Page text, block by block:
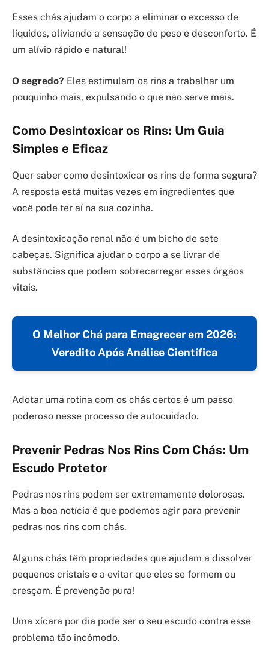
Esses chás ajudam o corpo a eliminar o excesso de
líquidos, aliviando a sensação de peso e desconforto. É
um alívio rápido e natural!
O segredo? Eles estimulam os rins a trabalhar um
pouquinho mais, expulsando o que não serve mais.
Como Desintoxicar os Rins: Um Guia
Simples e Eficaz
Quer saber como desintoxicar os rins de forma segura?
A resposta está muitas vezes em ingredientes que
você pode ter aí na sua cozinha.
A desintoxicação renal não é um bicho de sete
cabeças. Significa ajudar o corpo a se livrar de
substâncias que podem sobrecarregar esses órgãos
vitais.
O Melhor Chá para Emagrecer em 2026:
Veredito Após Análise Científica
Adotar uma rotina com os chás certos é um passo
poderoso nesse processo de autocuidado.
Prevenir Pedras Nos Rins Com Chás: Um
Escudo Protetor
Pedras nos rins podem ser extremamente dolorosas.
Mas a boa notícia é que podemos agir para prevenir
pedras nos rins com chás.
Alguns chás têm propriedades que ajudam a dissolver
pequenos cristais e a evitar que eles se formem ou
cresçam. É prevenção pura!
Uma xícara por dia pode ser o seu escudo contra esse
problema tão incômodo.